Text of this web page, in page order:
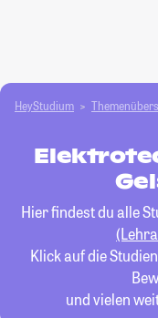
HeyStudium
Hier findest du alle
Klick auf die
und vielen